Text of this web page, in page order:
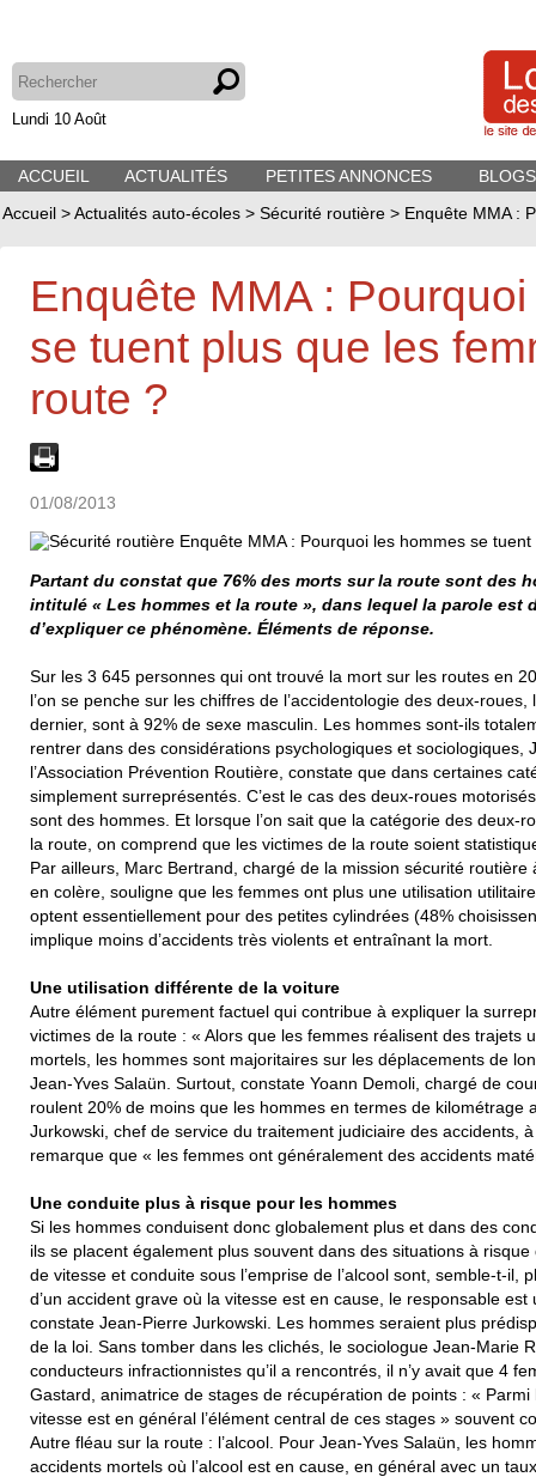
Lundi 10 Août
ACCUEIL ACTUALITÉS PETITES ANNONCES
Accueil >Actualités auto-écoles > Sécurité routière > Enquête MMA :
Enquête MMA :
se tuent plus que les
route ?
01/08/2013
Partant du constat que 76% des morts sur la route sont des
intitulé « Les hommes et la route », dans lequel la parole est
d’expliquer ce phénomène. Éléments de réponse.
Sur les 3 645 personnes qui ont trouvé la mort sur les routes en
l’on se penche sur les chiffres de l’accidentologie des deux-
dernier, sont à 92% de sexe masculin. Les hommes sont-ils
rentrer dans des considérations psychologiques et sociologiques,
l’Association Prévention Routière, constate que dans certaines
simplement surreprésentés. C’est le cas des deux-roues
sont des hommes. Et lorsque l’on sait que la catégorie des deux-
la route, on comprend que les victimes de la route soient
Par ailleurs, Marc Bertrand, chargé de la mission sécurité
en colère, souligne que les femmes ont plus une utilisation
optent essentiellement pour des petites cylindrées (48%
implique moins d’accidents très violents et entraînant la mort.
Une utilisation différente de la voiture
Autre élément purement factuel qui contribue à expliquer la
victimes de la route : « Alors que les femmes réalisent des trajets
mortels, les hommes sont majoritaires sur les déplacements de
Jean-Yves Salaün. Surtout, constate Yoann Demoli, chargé de
roulent 20% de moins que les hommes en termes de kilométrage
Jurkowski, chef de service du traitement judiciaire des accidents,
remarque que « les femmes ont généralement des accidents
Une conduite plus à risque pour les hommes
Si les hommes conduisent donc globalement plus et dans des
ils se placent également plus souvent dans des situations à
de vitesse et conduite sous l’emprise de l’alcool sont, semble-t-il,
d’un accident grave où la vitesse est en cause, le responsable
constate Jean-Pierre Jurkowski. Les hommes seraient plus
de la loi. Sans tomber dans les clichés, le sociologue Jean-Marie
conducteurs infractionnistes qu’il a rencontrés, il n’y avait que 4
Gastard, animatrice de stages de récupération de points : «
vitesse est en général l’élément central de ces stages » souvent
Autre fléau sur la route : l’alcool. Pour Jean-Yves Salaün, les
accidents mortels où l’alcool est en cause, en général avec un